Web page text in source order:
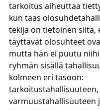
tarkoitus aiheuttaa
kun taas
tekijä on tietoinen siitä,
täyttävät olosuhteet
mutta hän ei puutu
ryhmän sisällä
kolmeen eri tasoon:
tarkoitustahallisuuteen,
varmuustahallisuuteen